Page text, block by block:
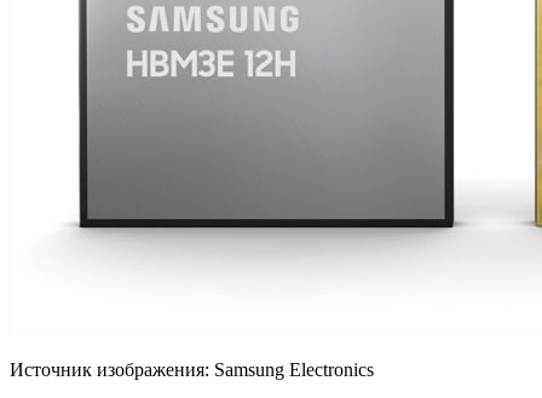
Источник изображения: Samsung Electronics